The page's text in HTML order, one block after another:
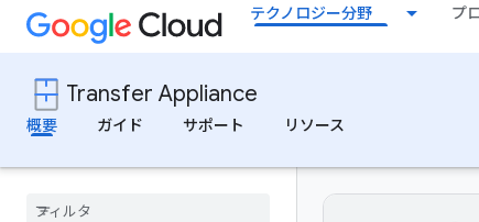
テクノロジー分野 プ
Transfer Appliance
概要
ガイド サポート リソース